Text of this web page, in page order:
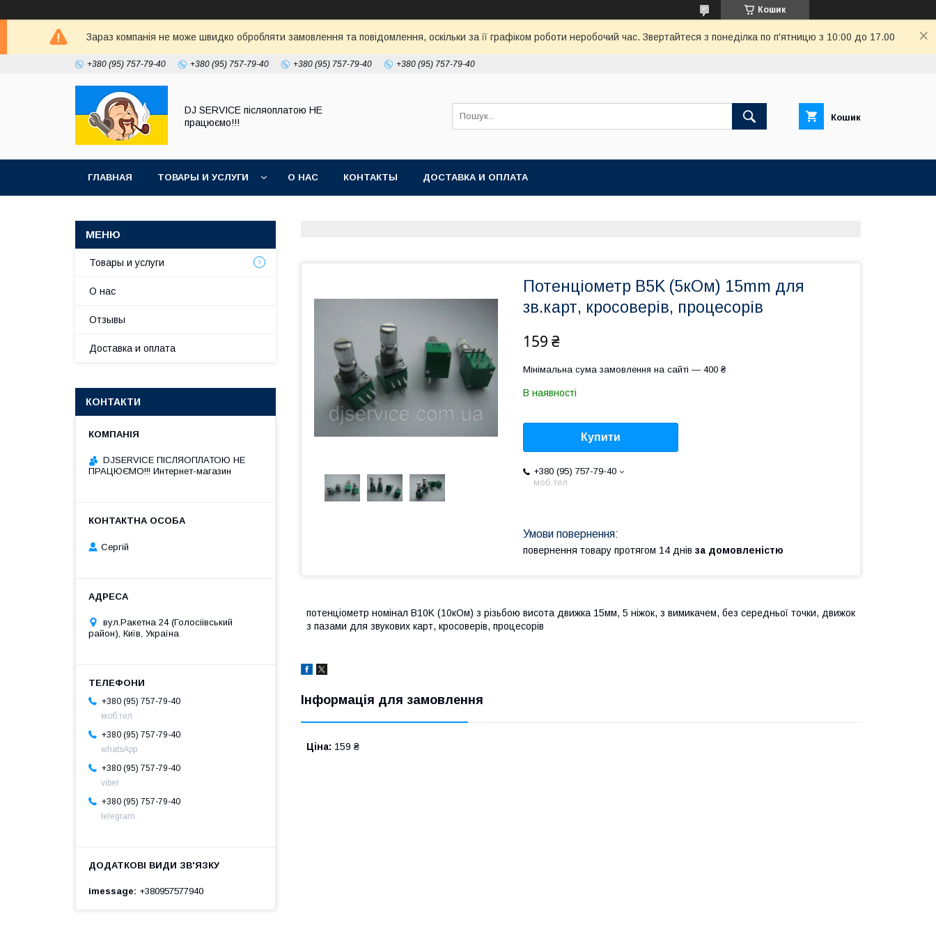
Кошик
Зараз компанія не може швидко обробляти замовлення та повідомлення, оскільки за її графіком роботи неробочий час. Звертайтеся з понеділка по п'ятницю з 10:00 до 17.00
+380 (95) 757-79-40 +380 (95) 757-79-40 +380 (95) 757-79-40 +380 (95) 757-79-40
DJ SERVICE пiсляоплатою НЕ
працюємо!!!
Кошик
ГЛАВНАЯ ТОВАРЫ И УСЛУГИ О НАС КОНТАКТЫ ДОСТАВКА И ОПЛАТА
Потенціометр B5K (5кОм) 15mm для
зв.карт, кросоверів, процесорів
159 ₴
Мінімальна сума замовлення на сайті — 400 ₴
В наявності
Купити
+380 (95) 757-79-40
моб.тел
повернення товару протягом 14 днів за домовленістю
потенціометр номінал B10K (10кОм) з різьбою висота движка 15мм, 5 ніжок, з вимикачем, без середньої точки, движок
з пазами для звукових карт, кросоверів, процесорів
Інформація для замовлення
Ціна: 159 ₴
Товары и услуги
О нас
Отзывы
Доставка и оплата
КОНТАКТИ
DJSERVICE ПІСЛЯОПЛАТОЮ НЕ
ПРАЦЮЄМО!!! Интернет-магазин
Сергій
вул.Ракетна 24 (Голосіівський
район), Київ, Україна
+380 (95) 757-79-40
моб.тел
+380 (95) 757-79-40
whatsApp
+380 (95) 757-79-40
viber
+380 (95) 757-79-40
telegram
imessage +380957577940